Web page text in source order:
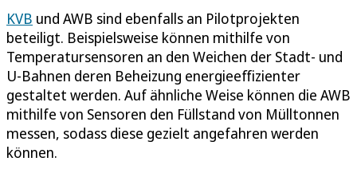
KVB und AWB sind ebenfalls an Pilotprojekten
beteiligt. Beispielsweise können mithilfe von
Temperatursensoren an den Weichen der Stadt- und
U-Bahnen deren Beheizung energieeffizienter
gestaltet werden. Auf ähnliche Weise können die AWB
mithilfe von Sensoren den Füllstand von Mülltonnen
messen, sodass diese gezielt angefahren werden
können.